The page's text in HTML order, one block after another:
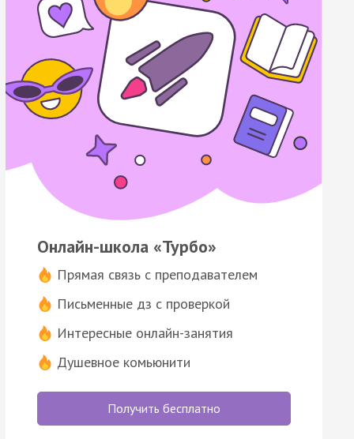
Онлайн-школа «Турбо»
Прямая связь с преподавателем
Письменные дз с проверкой
Интересные онлайн-занятия
Душевное комьюнити
Получить бесплатно